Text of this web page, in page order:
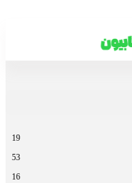
شهید علی فتحی راد”
19
53
16